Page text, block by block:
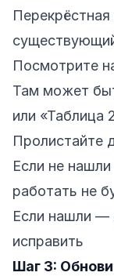
Посмотрите
Там может
или «Таблица
Пролистайте
Если не
работать не
Если нашли —
исправить
Шаг 3: